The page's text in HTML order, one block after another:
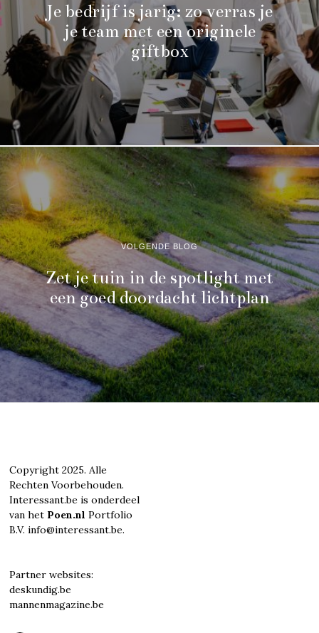
Je bedrijf is jarig: zo verras je
je team met een originele
giftbox
VOLGENDE BLOG
Zet je tuin in de spotlight met
een goed doordacht lichtplan
Copyright 2025. Alle
Rechten Voorbehouden.
Interessant.be is onderdeel
van het Poen.nl Portfolio
B.V. info@interessant.be.
Partner websites:
deskundig.be
mannenmagazine.be